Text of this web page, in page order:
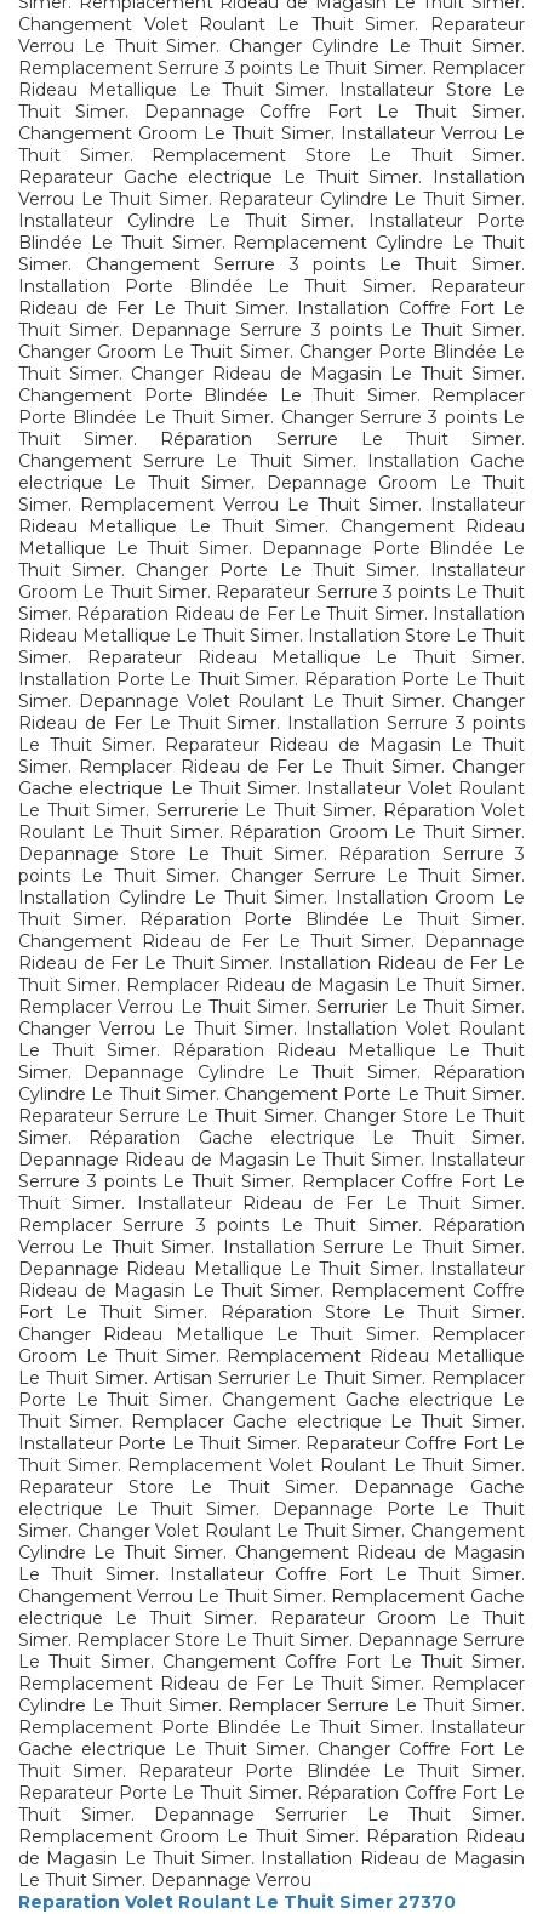
Changement Volet Roulant Le Thuit Simer. Reparateur
Verrou Le Thuit Simer. Changer Cylindre Le Thuit Simer.
Remplacement Serrure 3 points Le Thuit Simer. Remplacer
Rideau Metallique Le Thuit Simer. Installateur Store Le
Thuit Simer. Depannage Coffre Fort Le Thuit Simer.
Changement Groom Le Thuit Simer. Installateur Verrou Le
Thuit Simer. Remplacement Store Le Thuit Simer.
Reparateur Gache electrique Le Thuit Simer. Installation
Verrou Le Thuit Simer. Reparateur Cylindre Le Thuit Simer.
Installateur Cylindre Le Thuit Simer. Installateur Porte
Blindée Le Thuit Simer. Remplacement Cylindre Le Thuit
Simer. Changement Serrure 3 points Le Thuit Simer.
Installation Porte Blindée Le Thuit Simer. Reparateur
Rideau de Fer Le Thuit Simer. Installation Coffre Fort Le
Thuit Simer. Depannage Serrure 3 points Le Thuit Simer.
Changer Groom Le Thuit Simer. Changer Porte Blindée Le
Thuit Simer. Changer Rideau de Magasin Le Thuit Simer.
Changement Porte Blindée Le Thuit Simer. Remplacer
Porte Blindée Le Thuit Simer. Changer Serrure 3 points Le
Thuit Simer. Réparation Serrure Le Thuit Simer.
Changement Serrure Le Thuit Simer. Installation Gache
electrique Le Thuit Simer. Depannage Groom Le Thuit
Simer. Remplacement Verrou Le Thuit Simer. Installateur
Rideau Metallique Le Thuit Simer. Changement Rideau
Metallique Le Thuit Simer. Depannage Porte Blindée Le
Thuit Simer. Changer Porte Le Thuit Simer. Installateur
Groom Le Thuit Simer. Reparateur Serrure 3 points Le Thuit
Simer. Réparation Rideau de Fer Le Thuit Simer. Installation
Rideau Metallique Le Thuit Simer. Installation Store Le Thuit
Simer. Reparateur Rideau Metallique Le Thuit Simer.
Installation Porte Le Thuit Simer. Réparation Porte Le Thuit
Simer. Depannage Volet Roulant Le Thuit Simer. Changer
Rideau de Fer Le Thuit Simer. Installation Serrure 3 points
Le Thuit Simer. Reparateur Rideau de Magasin Le Thuit
Simer. Remplacer Rideau de Fer Le Thuit Simer. Changer
Gache electrique Le Thuit Simer. Installateur Volet Roulant
Le Thuit Simer. Serrurerie Le Thuit Simer. Réparation Volet
Roulant Le Thuit Simer. Réparation Groom Le Thuit Simer.
Depannage Store Le Thuit Simer. Réparation Serrure 3
points Le Thuit Simer. Changer Serrure Le Thuit Simer.
Installation Cylindre Le Thuit Simer. Installation Groom Le
Thuit Simer. Réparation Porte Blindée Le Thuit Simer.
Changement Rideau de Fer Le Thuit Simer. Depannage
Rideau de Fer Le Thuit Simer. Installation Rideau de Fer Le
Thuit Simer. Remplacer Rideau de Magasin Le Thuit Simer.
Remplacer Verrou Le Thuit Simer. Serrurier Le Thuit Simer.
Changer Verrou Le Thuit Simer. Installation Volet Roulant
Le Thuit Simer. Réparation Rideau Metallique Le Thuit
Simer. Depannage Cylindre Le Thuit Simer. Réparation
Cylindre Le Thuit Simer. Changement Porte Le Thuit Simer.
Reparateur Serrure Le Thuit Simer. Changer Store Le Thuit
Simer. Réparation Gache electrique Le Thuit Simer.
Depannage Rideau de Magasin Le Thuit Simer. Installateur
Serrure 3 points Le Thuit Simer. Remplacer Coffre Fort Le
Thuit Simer. Installateur Rideau de Fer Le Thuit Simer.
Remplacer Serrure 3 points Le Thuit Simer. Réparation
Verrou Le Thuit Simer. Installation Serrure Le Thuit Simer.
Depannage Rideau Metallique Le Thuit Simer. Installateur
Rideau de Magasin Le Thuit Simer. Remplacement Coffre
Fort Le Thuit Simer. Réparation Store Le Thuit Simer.
Changer Rideau Metallique Le Thuit Simer. Remplacer
Groom Le Thuit Simer. Remplacement Rideau Metallique
Le Thuit Simer. Artisan Serrurier Le Thuit Simer. Remplacer
Porte Le Thuit Simer. Changement Gache electrique Le
Thuit Simer. Remplacer Gache electrique Le Thuit Simer.
Installateur Porte Le Thuit Simer. Reparateur Coffre Fort Le
Thuit Simer. Remplacement Volet Roulant Le Thuit Simer.
Reparateur Store Le Thuit Simer. Depannage Gache
electrique Le Thuit Simer. Depannage Porte Le Thuit
Simer. Changer Volet Roulant Le Thuit Simer. Changement
Cylindre Le Thuit Simer. Changement Rideau de Magasin
Le Thuit Simer. Installateur Coffre Fort Le Thuit Simer.
Changement Verrou Le Thuit Simer. Remplacement Gache
electrique Le Thuit Simer. Reparateur Groom Le Thuit
Simer. Remplacer Store Le Thuit Simer. Depannage Serrure
Le Thuit Simer. Changement Coffre Fort Le Thuit Simer.
Remplacement Rideau de Fer Le Thuit Simer. Remplacer
Cylindre Le Thuit Simer. Remplacer Serrure Le Thuit Simer.
Remplacement Porte Blindée Le Thuit Simer. Installateur
Gache electrique Le Thuit Simer. Changer Coffre Fort Le
Thuit Simer. Reparateur Porte Blindée Le Thuit Simer.
Reparateur Porte Le Thuit Simer. Réparation Coffre Fort Le
Thuit Simer. Depannage Serrurier Le Thuit Simer.
Remplacement Groom Le Thuit Simer. Réparation Rideau
de Magasin Le Thuit Simer. Installation Rideau de Magasin
Le Thuit Simer. Depannage Verrou
Reparation Volet Roulant Le Thuit Simer 27370